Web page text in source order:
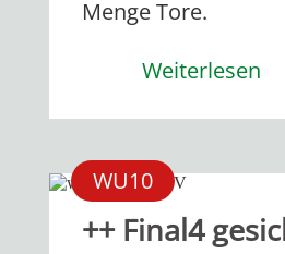
Menge Tore.
Weiterlesen
WU10
++ Final4